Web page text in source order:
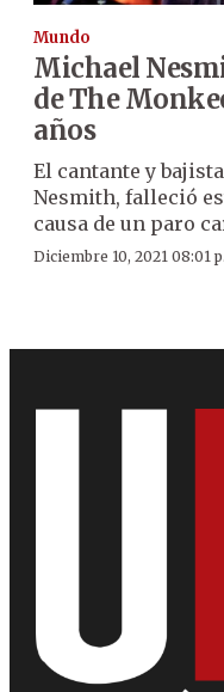
Mundo
Michael
de The
años
El cantante y
Nesmith, falleció
causa de un paro
Diciembre 10, 2021 08:01